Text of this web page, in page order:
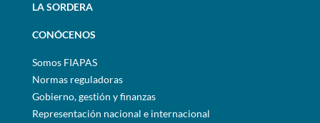
LA SORDERA
CONÓCENOS
Somos FIAPAS
Normas reguladoras
Gobierno, gestión y finanzas
Representación nacional e internacional